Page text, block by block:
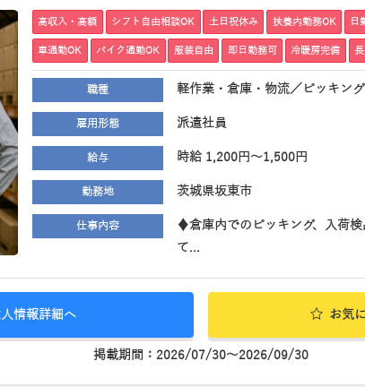
高収入・高額 シフト自由相談OK 土日祝休み 扶養内勤務OK 日
車通勤OK バイク通勤OK 服装自由 即日勤務可 冷暖房完備
職種 軽作業・倉庫・物流／ピッキン
雇用形態 派遣社員
給与 時給 1,200円～1,500円
勤務地 茨城県坂東市
仕事内容
♦倉庫内でのピッキング、入荷
て...
情報詳細へ お気
掲載期間：2026/07/30～2026/09/30